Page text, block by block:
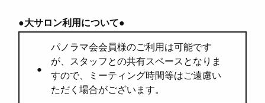
●大サロン利用について●
パノラマ会会員様のご利用は可能です
が、スタッフとの共有スペースとなりま
すので、ミーティング時間等はご遠慮い
ただく場合がございます。